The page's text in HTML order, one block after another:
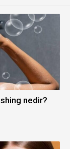
nedir?